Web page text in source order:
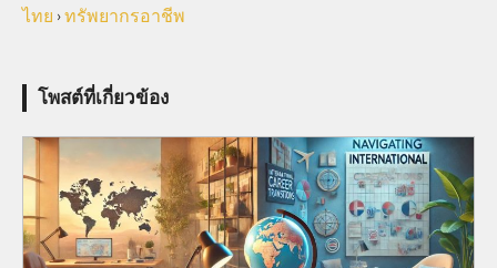
ไทย › ทรัพยากรอาชีพ
โพสต์ที่เกี่ยวข้อง